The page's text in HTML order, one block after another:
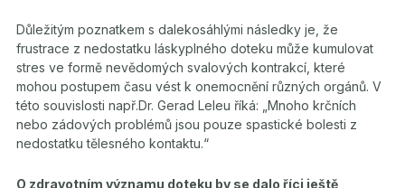
Důležitým poznatkem s dalekosáhlými následky je, že
frustrace z nedostatku láskyplného doteku může kumulovat
stres ve formě nevědomých svalových kontrakcí, které
mohou postupem času vést k onemocnění různých orgánů. V
této souvislosti např.Dr. Gerad Leleu říká: „Mnoho krčních
nebo zádových problémů jsou pouze spastické bolesti z
nedostatku tělesného kontaktu.“
O zdravotním významu doteku by se dalo říci ještě